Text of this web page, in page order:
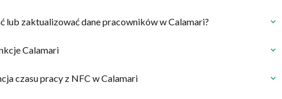
lub zaktualizować dane pracowników w Calamari?
Calamari
czasu pracy z NFC w Calamari